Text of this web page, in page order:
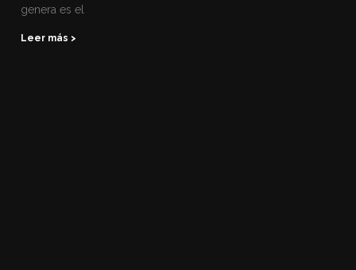
genera es el
Leer más >